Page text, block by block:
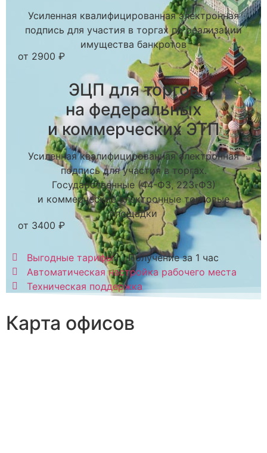
Усиленная квалифицированная электронная
подпись для участия в торгах по реализации
имущества банкротов
от 2900 ₽
ЭЦП для торгов
на федеральных
и коммерческих ЭТП
Усиленная квалифицированная электронная
подпись для участия в торгах.
Государственные (44-ФЗ, 223-ФЗ)
и коммерческие электронные торговые
площадки
от 3400 ₽
Выгодные тарифы
Получение за 1 час
Автоматическая настройка рабочего места
Техническая поддержка
Карта офисов